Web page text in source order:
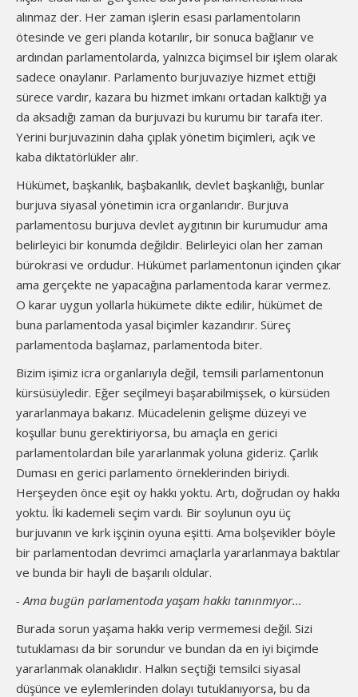
alınmaz der. Her zaman işlerin esası parlamentoların
ötesinde ve geri planda kotarılır, bir sonuca bağlanır ve
ardından parlamentolarda, yalnızca biçimsel bir işlem olarak
sadece onaylanır. Parlamento burjuvaziye hizmet ettiği
sürece vardır, kazara bu hizmet imkanı ortadan kalktığı ya
da aksadığı zaman da burjuvazi bu kurumu bir tarafa iter.
Yerini burjuvazinin daha çıplak yönetim biçimleri, açık ve
kaba diktatörlükler alır.
Hükümet, başkanlık, başbakanlık, devlet başkanlığı, bunlar
burjuva siyasal yönetimin icra organlarıdır. Burjuva
parlamentosu burjuva devlet aygıtının bir kurumudur ama
belirleyici bir konumda değildir. Belirleyici olan her zaman
bürokrasi ve ordudur. Hükümet parlamentonun içinden çıkar
ama gerçekte ne yapacağına parlamentoda karar vermez.
O karar uygun yollarla hükümete dikte edilir, hükümet de
buna parlamentoda yasal biçimler kazandırır. Süreç
parlamentoda başlamaz, parlamentoda biter.
Bizim işimiz icra organlarıyla değil, temsili parlamentonun
kürsüsüyledir. Eğer seçilmeyi başarabilmişsek, o kürsüden
yararlanmaya bakarız. Mücadelenin gelişme düzeyi ve
koşullar bunu gerektiriyorsa, bu amaçla en gerici
parlamentolardan bile yararlanmak yoluna gideriz. Çarlık
Duması en gerici parlamento örneklerinden biriydi.
Herşeyden önce eşit oy hakkı yoktu. Artı, doğrudan oy hakkı
yoktu. İki kademeli seçim vardı. Bir soylunun oyu üç
burjuvanın ve kırk işçinin oyuna eşitti. Ama bolşevikler böyle
bir parlamentodan devrimci amaçlarla yararlanmaya baktılar
ve bunda bir hayli de başarılı oldular.
- Ama bugün parlamentoda yaşam hakkı tanınmıyor...
Burada sorun yaşama hakkı verip vermemesi değil. Sizi
tutuklaması da bir sorundur ve bundan da en iyi biçimde
yararlanmak olanaklıdır. Halkın seçtiği temsilci siyasal
düşünce ve eylemlerinden dolayı tutuklanıyorsa, bu da